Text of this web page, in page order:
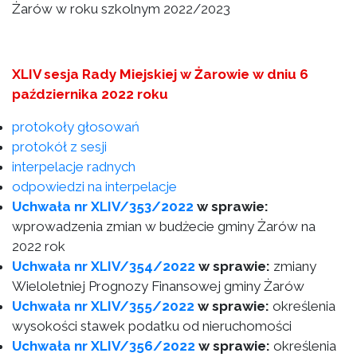
Żarów w roku szkolnym 2022/2023
XLIV sesja Rady Miejskiej w Żarowie w dniu 6
października 2022 roku
protokoły głosowań
protokół z sesji
interpelacje radnych
odpowiedzi na interpelacje
Uchwała nr XLIV/353/2022 w sprawie:
wprowadzenia zmian w budżecie gminy Żarów na
2022 rok
Uchwała nr XLIV/354/2022 w sprawie: zmiany
Wieloletniej Prognozy Finansowej gminy Żarów
Uchwała nr XLIV/355/2022 w sprawie: określenia
wysokości stawek podatku od nieruchomości
Uchwała nr XLIV/356/2022 w sprawie: określenia